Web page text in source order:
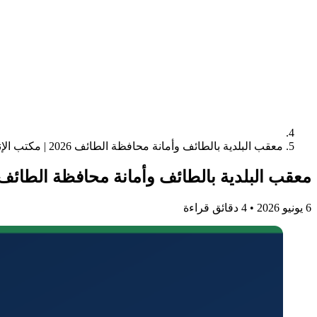
معقب البلدية بالطائف وأمانة محافظة الطائف 2026 | مكتب الإنجاز السريع
معقب البلدية بالطائف وأمانة محافظة الطائف 2026 | مكتب الإنجاز
6 يونيو 2026 • 4 دقائق قراءة